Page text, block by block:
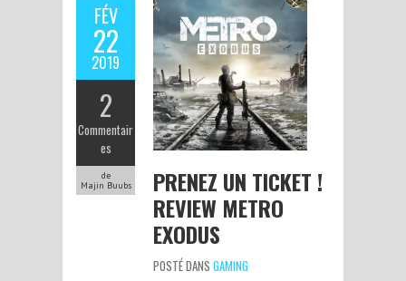
FÉV
22
2019
2
Commentair
es
de
Majin Buubs
PRENEZ UN TICKET !
REVIEW METRO
EXODUS
POSTÉ DANS GAMING